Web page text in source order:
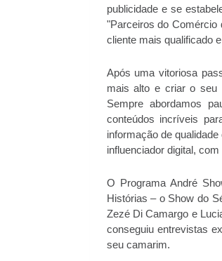
publicidade e se
"Parceiros do Comércio
cliente mais qualificado
Após uma vitoriosa
mais alto e criar o seu
Sempre abordamos
conteúdos incríveis
informação de
influenciador digital,
O Programa André
Histórias – o Show do
Zezé Di Camargo e
conseguiu entrevistas
seu camarim.